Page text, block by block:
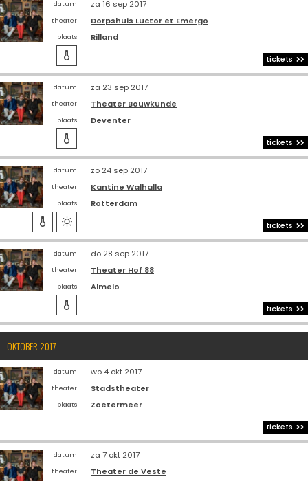
datum za 16 sep 2017
theater Dorpshuis Luctor et Emergo
plaats Rilland
 tickets
datum za 23 sep 2017
theater Theater Bouwkunde
plaats Deventer
 tickets
datum zo 24 sep 2017
theater Kantine Walhalla
plaats Rotterdam
  tickets
datum do 28 sep 2017
theater Theater Hof 88
plaats Almelo
 tickets
OKTOBER 2017
datum wo 4 okt 2017
theater Stadstheater
plaats
Zoetermeer
tickets
datum za 7 okt 2017
theater Theater de Veste